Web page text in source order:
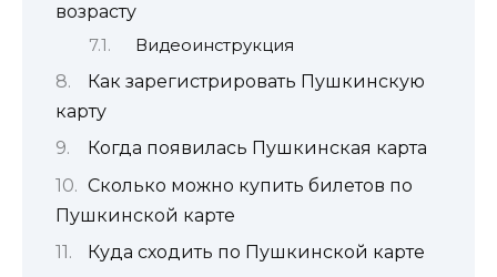
возрасту
Видеоинструкция
Как зарегистрировать Пушкинскую
карту
Когда появилась Пушкинская карта
Сколько можно купить билетов по
Пушкинской карте
Куда сходить по Пушкинской карте